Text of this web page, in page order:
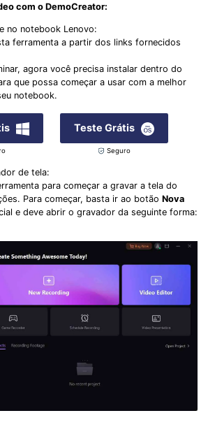
com o DemoCreator:
no notebook Lenovo:
ferramenta a partir dos links fornecidos
agora você precisa instalar dentro do
que possa começar a usar com a melhor
notebook.
Teste Grátis
Seguro
de tela:
para começar a gravar a tela do
Para começar, basta ir ao botão Nova
e deve abrir o gravador da seguinte forma: